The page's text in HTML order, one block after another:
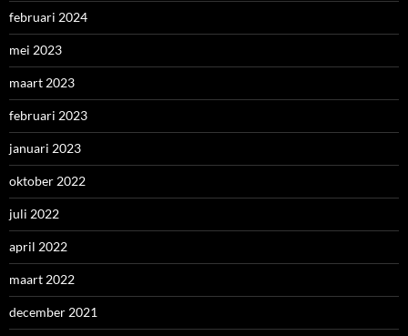
februari 2024
mei 2023
maart 2023
februari 2023
januari 2023
oktober 2022
juli 2022
april 2022
maart 2022
december 2021